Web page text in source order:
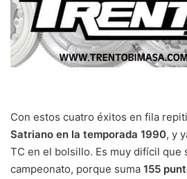
Con estos cuatro éxitos en fila
Satriano en la temporada 1990, y
TC en el bolsillo. Es muy difícil que
campeonato, porque suma 155